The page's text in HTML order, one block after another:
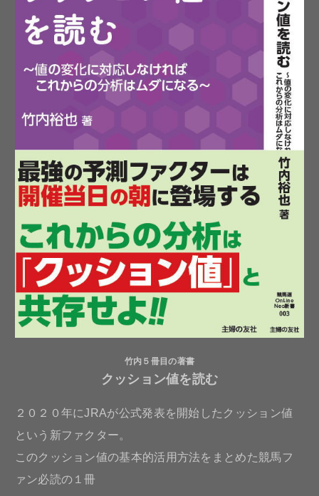
竹内５冊目の著書
クッション値を読む
２０２０年にJRAが公式発表を開始したクッション値
という新ファクター。
このクッション値の基本的活用方法をまとめた競馬フ
ァン必読の１冊